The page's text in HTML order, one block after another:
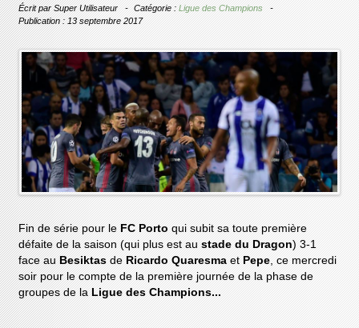
Écrit parSuper Utilisateur Catégorie :Ligue des Champions
Publication : 13 septembre 2017
Fin de série pour le FC Porto qui subit sa toute première
défaite de la saison (qui plus est austade du Dragon) 3-1
face auBesiktasdeRicardo Quaresma etPepe , ce mercredi
soir pour le compte de la première journée de la phase de
groupes de laLigue des Champions...